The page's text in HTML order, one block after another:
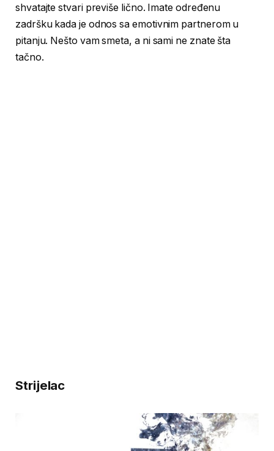
shvatajte stvari previše lično. Imate određenu
zadršku kada je odnos sa emotivnim partnerom u
pitanju. Nešto vam smeta, a ni sami ne znate šta
tačno.
Strijelac